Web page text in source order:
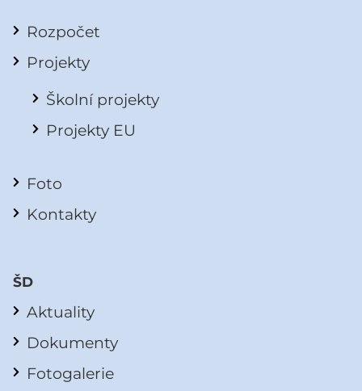
Rozpočet
Projekty
Školní projekty
Projekty EU
Foto
Kontakty
ŠD
Aktuality
Dokumenty
Fotogalerie